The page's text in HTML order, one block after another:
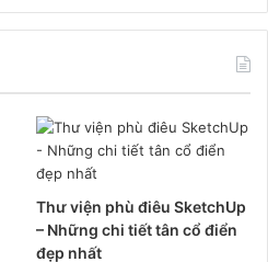
Thư viện phù điêu SketchUp
– Những chi tiết tân cổ điển
đẹp nhất